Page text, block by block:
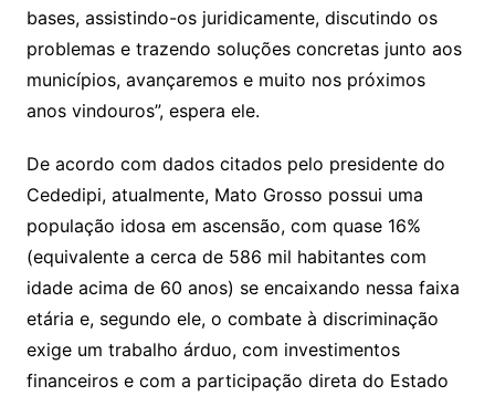
bases, assistindo-os juridicamente, discutindo os
problemas e trazendo soluções concretas junto aos
municípios, avançaremos e muito nos próximos
anos vindouros”, espera ele.
De acordo com dados citados pelo presidente do
Cededipi, atualmente, Mato Grosso possui uma
população idosa em ascensão, com quase 16%
(equivalente a cerca de 586 mil habitantes com
idade acima de 60 anos) se encaixando nessa faixa
etária e, segundo ele, o combate à discriminação
exige um trabalho árduo, com investimentos
financeiros e com a participação direta do Estado